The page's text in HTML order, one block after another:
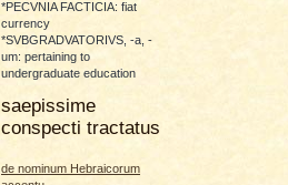
*PECVNIA FACTICIA: fiat
currency
*SVBGRADVATORIVS, -a, -
um: pertaining to
undergraduate education
saepissime
conspecti tractatus
de nominum Hebraicorum